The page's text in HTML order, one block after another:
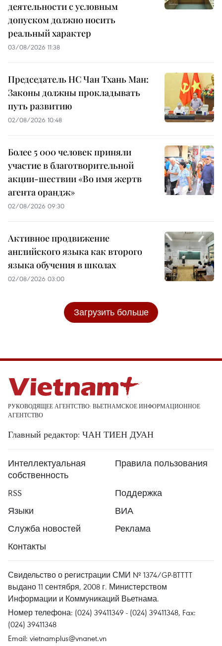
деятельности с условным
допуском должно носить
реальный характер
03/08/2026 11:38
Председатель НС Чан Тхань Ман:
Законы должны прокладывать
путь развитию
02/08/2026 10:48
Более 5 000 человек приняли
участие в благотворительной
акции-шествии «Во имя жертв
агента орандж»
02/08/2026 09:30
Активное продвижение
английского языка как второго
языка обучения в школах
02/08/2026 03:00
Загрузить больше
РУКОВОДЯЩЕЕ АГЕНТСТВО: ВЬЕТНАМСКОЕ ИНФОРМАЦИОННОЕ
АГЕНТСТВО
Главный редактор: ЧАН ТИЕН ДУАН
Интеллектуальная
собственность
Правила пользования
RSS
Поддержка
Языки
ВИА
Служба новостей
Реклама
Контакты
Свидельство о регистрации СМИ № 1374/GP-BTTTT
выдано 11 сентября, 2008 г. Министерством
Информации и Коммуникаций Вьетнама.
Номер телефона: (024) 39411349 - (024) 39411348, Fax:
(024) 39411348
Email: vietnamplus@vnanet.vn